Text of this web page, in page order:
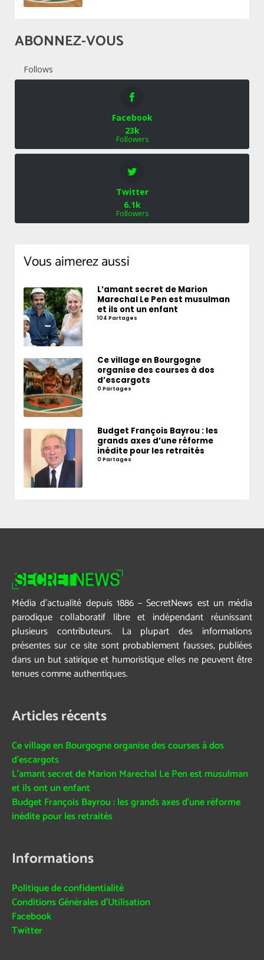
ABONNEZ-VOUS
Follows
Facebook
23k
Followers
Twitter
6.1k
Followers
Vous aimerez aussi
L’amant secret de Marion
Marechal Le Pen est musulman
et ils ont un enfant
104 Partages
Ce village en Bourgogne
organise des courses à dos
d’escargots
0 Partages
Budget François Bayrou : les
grands axes d’une réforme
inédite pour les retraités
0 Partages
Média d’actualité depuis 1886 – SecretNews est un média
parodique collaboratif libre et indépendant réunissant
plusieurs contributeurs. La plupart des informations
présentes sur ce site sont probablement fausses, publiées
dans un but satirique et humoristique elles ne peuvent être
tenues comme authentiques.
Articles récents
Ce village en Bourgogne organise des courses à dos
d’escargots
L’amant secret de Marion Marechal Le Pen est musulman
et ils ont un enfant
Budget François Bayrou : les grands axes d’une réforme
inédite pour les retraités
Informations
Politique de confidentialité
Conditions Générales d’Utilisation
Facebook
Twitter